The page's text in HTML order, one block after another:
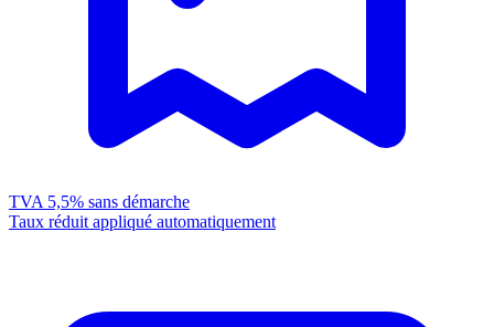
TVA 5,5% sans démarche
Taux réduit appliqué automatiquement